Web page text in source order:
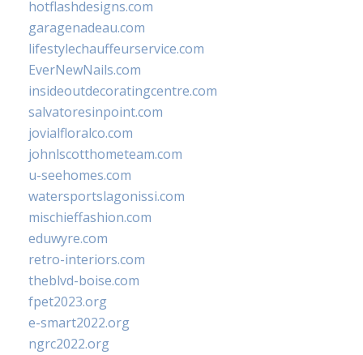
hotflashdesigns.com
garagenadeau.com
lifestylechauffeurservice.com
EverNewNails.com
insideoutdecoratingcentre.com
salvatoresinpoint.com
jovialfloralco.com
johnlscotthometeam.com
u-seehomes.com
watersportslagonissi.com
mischieffashion.com
eduwyre.com
retro-interiors.com
theblvd-boise.com
fpet2023.org
e-smart2022.org
ngrc2022.org